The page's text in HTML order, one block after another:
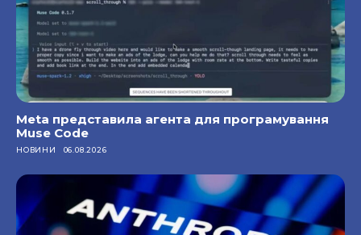
Meta представила агента для програмування
Muse Code
НОВИНИ 06.08.2026